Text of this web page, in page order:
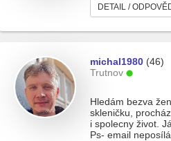
DETAIL /
michal1980 (46)
Trutnov
Hledám bezva
skleničku,
i spolecny život.
Ps- email